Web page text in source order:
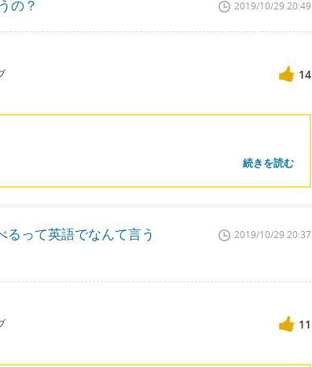
の？ 2019/10/29 20:49
14
続きを読む
って英語でなんて言う
2019/10/29 20:37
11